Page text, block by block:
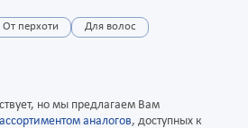
От перхоти Для волос
но мы предлагаем Вам
ассортиментом аналогов, доступных к